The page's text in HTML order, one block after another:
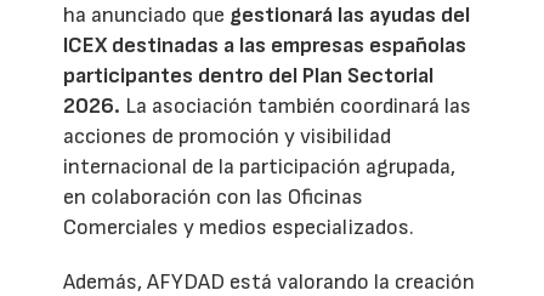
ha anunciado que gestionará las ayudas del
ICEX destinadas a las empresas españolas
participantes dentro del Plan Sectorial
2026. La asociación también coordinará las
acciones de promoción y visibilidad
internacional de la participación agrupada,
en colaboración con las Oficinas
Comerciales y medios especializados.
Además, AFYDAD está valorando la creación